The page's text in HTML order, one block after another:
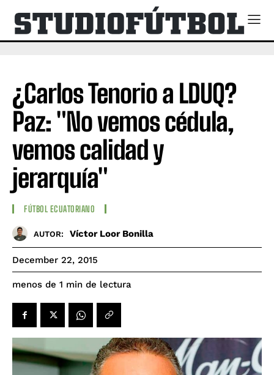
¿Carlos Tenorio a LDUQ?
Paz: "No vemos cédula,
vemos calidad y
jerarquía"
FÚTBOL ECUATORIANO
AUTOR: Víctor Loor Bonilla
December 22, 2015
menos de 1 min de lectura